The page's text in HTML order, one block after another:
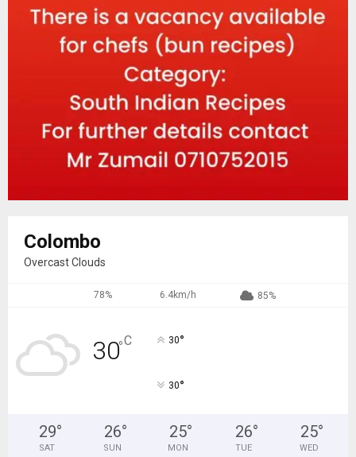
Colombo
Overcast Clouds
78% 6.4km/h 85%
30°C 30°
30°
29°
SAT
26°
SUN
25°
MON
26°
TUE
25°
WED